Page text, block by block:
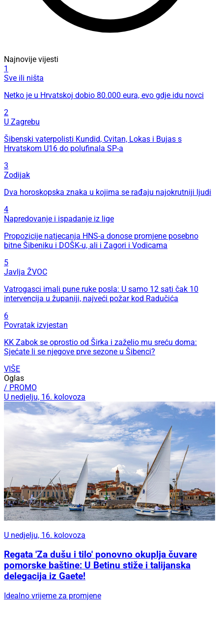
Najnovije vijesti
1
Sve ili ništa
Netko je u Hrvatskoj dobio 80.000 eura, evo gdje idu novci
2
U Zagrebu
Šibenski vaterpolisti Kundid, Cvitan, Lokas i Bujas s
Hrvatskom U16 do polufinala SP-a
3
Zodijak
Dva horoskopska znaka u kojima se rađaju najokrutniji ljudi
4
Napredovanje i ispadanje iz lige
Propozicije natjecanja HNS-a donose promjene posebno
bitne Šibeniku i DOŠK-u, ali i Zagori i Vodicama
5
Javlja ŽVOC
Vatrogasci imali pune ruke posla: U samo 12 sati čak 10
intervencija u županiji, najveći požar kod Radučića
6
Povratak izvjestan
KK Zabok se oprostio od Širka i zaželio mu sreću doma:
Sjećate li se njegove prve sezone u Šibenci?
VIŠE
Oglas
/ PROMO
U nedjelju, 16. kolovoza
U nedjelju, 16. kolovoza
Regata 'Za dušu i tilo' ponovno okuplja čuvare
pomorske baštine: U Betinu stiže i talijanska
delegacija iz Gaete!
Idealno vrijeme za promjene